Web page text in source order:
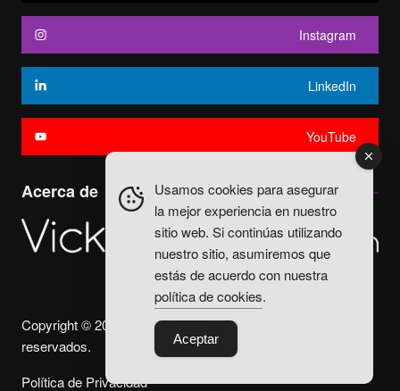
Instagram
LinkedIn
YouTube
Acerca de
Copyright © 2025. Vicky Fuentes Todos los derechos
reservados.
Política de Privacidad
Usamos cookies para asegurar
la mejor experiencia en nuestro
sitio web. Si continúas utilizando
nuestro sitio, asumiremos que
estás de acuerdo con nuestra
política de cookies.
Aceptar